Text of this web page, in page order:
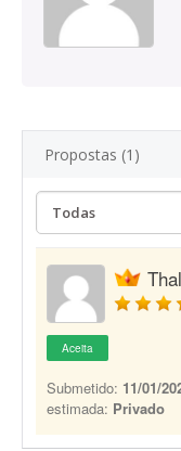
Propostas (1)
Aceita
Submetido: 11/01/
estimada: Privado